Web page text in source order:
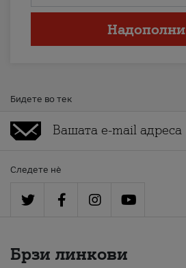
Надополни
Бидете во тек
Следете нè
Брзи линкови